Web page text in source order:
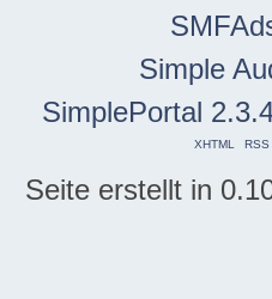
Simple
SimplePortal
XHTML RSS
Seite erstellt in